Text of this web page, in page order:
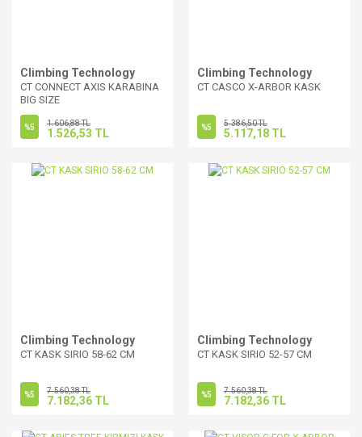
Climbing Technology
CT CONNECT AXIS KARABINA
BIG SIZE
%5 1.606,88 TL
1.526,53 TL
Climbing Technology
CT CASCO X-ARBOR KASK
%5 5.386,50 TL
5.117,18 TL
Climbing Technology
CT KASK SIRIO 58-62 CM
%5 7.560,38 TL
7.182,36 TL
Climbing Technology
CT KASK SIRIO 52-57 CM
%5 7.560,38 TL
7.182,36 TL